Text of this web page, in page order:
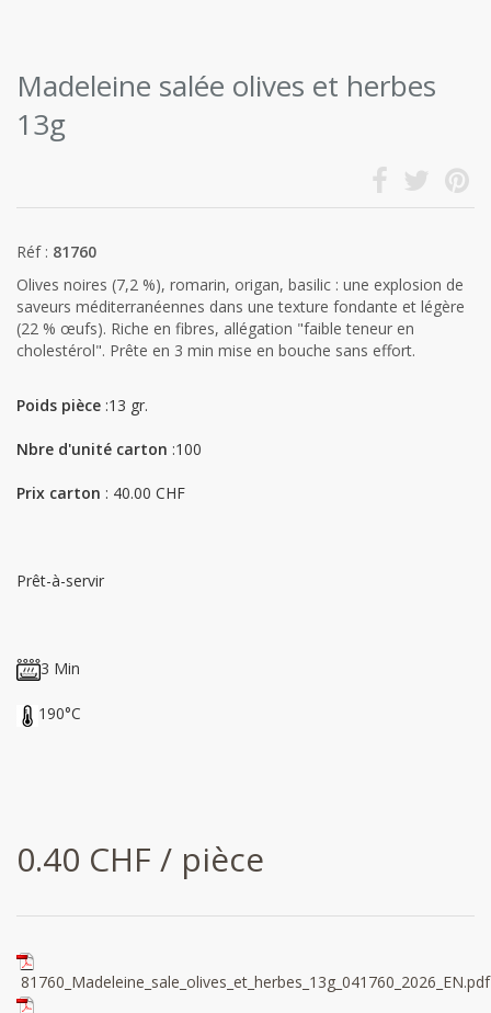
Madeleine salée olives et herbes
13g
Réf : 81760
Olives noires (7,2 %), romarin, origan, basilic : une explosion de
saveurs méditerranéennes dans une texture fondante et légère
(22 % œufs). Riche en fibres, allégation "faible teneur en
cholestérol". Prête en 3 min mise en bouche sans effort.
Poids pièce :13 gr.
Nbre d'unité carton :100
Prix carton : 40.00 CHF
Prêt-à-servir
3 Min
190°C
0.40 CHF / pièce
81760_Madeleine_sale_olives_et_herbes_13g_041760_2026_EN.pdf